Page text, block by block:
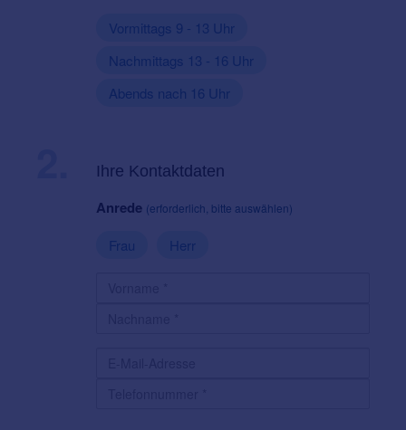
Vormittags 9 - 13 Uhr
Nachmittags 13 - 16 Uhr
Abends nach 16 Uhr
Ihre Kontaktdaten
Anrede (erforderlich, bitte auswählen)
Frau Herr